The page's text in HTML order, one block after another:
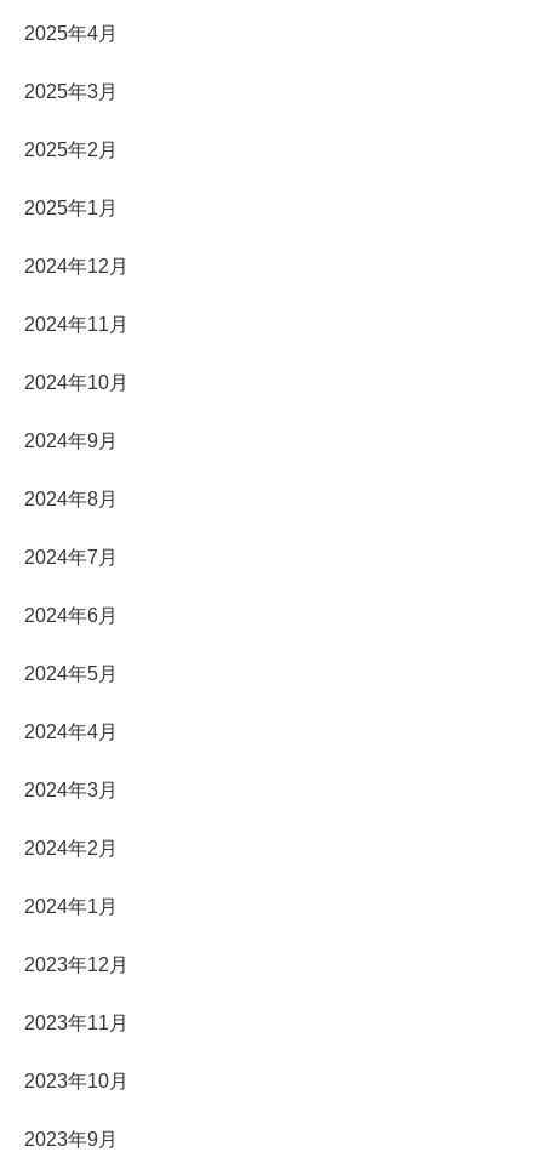
2025年4月
2025年3月
2025年2月
2025年1月
2024年12月
2024年11月
2024年10月
2024年9月
2024年8月
2024年7月
2024年6月
2024年5月
2024年4月
2024年3月
2024年2月
2024年1月
2023年12月
2023年11月
2023年10月
2023年9月